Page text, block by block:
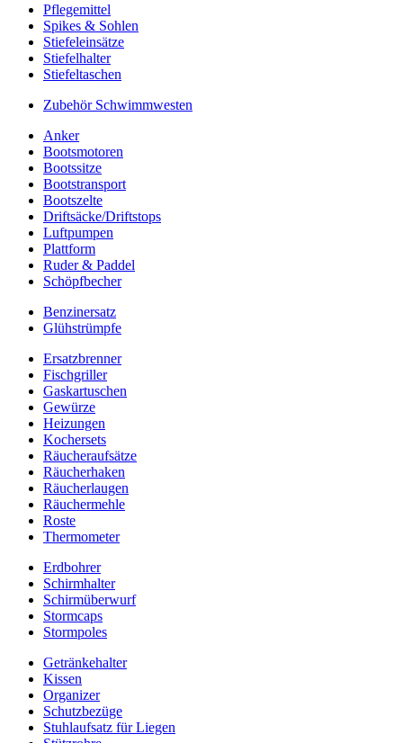
Pflegemittel
Spikes & Sohlen
Stiefeleinsätze
Stiefelhalter
Stiefeltaschen
Zubehör Schwimmwesten
Anker
Bootsmotoren
Bootssitze
Bootstransport
Bootszelte
Driftsäcke/Driftstops
Luftpumpen
Plattform
Ruder & Paddel
Schöpfbecher
Benzinersatz
Glühstrümpfe
Ersatzbrenner
Fischgriller
Gaskartuschen
Gewürze
Heizungen
Kochersets
Räucheraufsätze
Räucherhaken
Räucherlaugen
Räuchermehle
Roste
Thermometer
Erdbohrer
Schirmhalter
Schirmüberwurf
Stormcaps
Stormpoles
Getränkehalter
Kissen
Organizer
Schutzbezüge
Stuhlaufsatz für Liegen